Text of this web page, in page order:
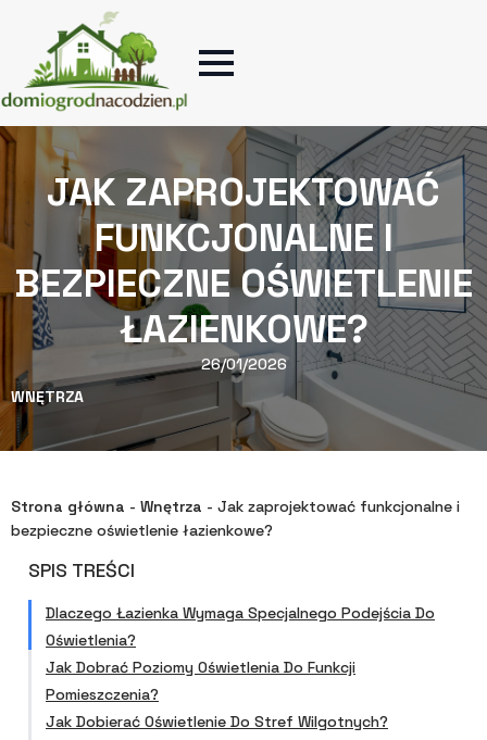
JAK ZAPROJEKTOWAĆ
FUNKCJONALNE I
BEZPIECZNE OŚWIETLENIE
ŁAZIENKOWE?
26/01/2026
WNĘTRZA
Strona główna - Wnętrza - Jak zaprojektować funkcjonalne i
bezpieczne oświetlenie łazienkowe?
SPIS TREŚCI
Dlaczego Łazienka Wymaga Specjalnego Podejścia Do
Oświetlenia?
Jak Dobrać Poziomy Oświetlenia Do Funkcji
Pomieszczenia?
Jak Dobierać Oświetlenie Do Stref Wilgotnych?